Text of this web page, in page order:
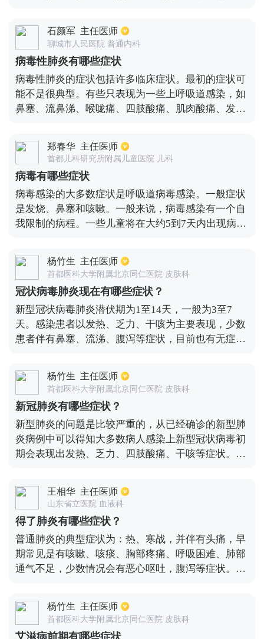
还会伴有胸痛，多为患侧胸痛，部分患者的胸痛可以
随着呼吸、咳嗽而加重，多为炎症刺激胸膜所致。重
症肺炎患者还可出现呼吸困难，皮肤黏膜可以出现淤
点、淤斑，低血压甚至休克、呼吸衰竭、昏迷而危及
生命。肺炎查体在初期可无任何的异常，恢复期可闻
及湿罗音，胸片或者肺CT可提示炎症的浸润影。不同
的致病菌，白细胞也是不同的，例如细菌感时白细胞
比，C反应蛋白，降钙素原也会出现增加。非典型致
病菌感染时，白细胞正常。病毒感染时，白细胞正常
或低于正常。如果是幼儿性肺炎，症状不是很明显，
可有轻微的咳嗽。年老体弱者可有嗜睡、烦躁、意识
模糊的现象出现。有些患者还有腹痛腹胀，恶心呕吐
等症状。
石颜军 主任医师
聊城市人民医院 普通内科
病毒性肺炎有哪些症状
病毒性肺炎的症状包括许多临床症状。最初的症状可
能不是很典型。有些只表现为一些上呼吸道感染，如
鼻塞、流鼻涕、喉咙痛、四肢酸痛、肌肉酸痛、发烧
完全改善时，咳嗽、咳痰甚至呼吸困难将迅速发生。
病毒性肺炎的症状开始时比较轻微，大多数人不会重
视，症状会反复出现。当有症状时，建议及时去医
院，这样医生就能找出病因，治疗疾病，使其恢复得
更快。通常，多吃清淡易消化的食物，少吃辛辣油腻
的食物，多喝水，休息一下，不要熬夜或太累。
郑春华 主任医师
首都儿科研究所附属儿童医院 儿科
病毒有哪些症状
病毒感染的大多数症状是呼吸道病毒感染。一般症状
是发烧、鼻塞和咳嗽。一般来说，病毒感染有一个自
我限制的病程。一些儿童将在大约5到7天内出现病毒
痒。如果是一些特殊的病毒感染，如腺病毒感染，就
会有反复的高热，合胞病毒感染会引起婴儿的咳嗽和
哮喘，如果是轮状病毒感染，就会引起反复的水样便
如蛋花汤，如果是eb病毒感染，就会有颈部淋巴结肿
大、眼睛水肿、肝功能异常和鼻塞，所以每种病毒感
染的症状是不同的。
杨竹生 主任医师
首都医科大学附属北京同仁医院 皮肤科
冠状病毒肺炎现在有哪些症状？
新型冠状病毒肺炎潜伏期为1至14天，一般为3至7
天。感染患者以发热、乏力、干咳为主要表现，少数
患者伴有鼻塞、流涕、腹泻等症状，目前也有无症状
者快速进展为急性呼吸窘迫综合征、脓毒症休克、难
以纠正的代谢性酸中毒和出凝血功能障碍等。值得注
意的是，重症、危重症患者病程中可为中低热，甚至
无明显发热。部分患者起病症状轻微，可无发热，多
在1周后恢复。
杨竹生 主任医师
首都医科大学附属北京同仁医院 皮肤科
新冠肺炎有哪些症状？
新型肺炎的问题是比较严重的，从已经确诊的新型肺
炎病例中可以得知大多数病人感染上新型冠状病毒初
期会表现出发热、乏力、四肢酸痛、干咳等症状。也
王相华 主任医师
山东省立医院 血液科
得了肺炎有哪些症状？
普通肺炎的典型症状为：热、寒战，并伴有头痛，早
期常见是有咳嗽、咳痰、胸部疼痛、呼吸困难、肺部
通气不足，少数情况会有恶心呕吐，腹泻等症状。严
等表现。而新型肺炎的症状通常表现为发热、乏力、
干咳等，也有部分患者出现鼻塞、流涕、腹泻等症
状。
杨竹生 主任医师
首都医科大学附属北京同仁医院 皮肤科
艾滋病前期有哪些症状